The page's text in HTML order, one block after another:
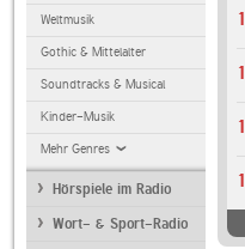
Weltmusik
Gothic & Mittelalter
Soundtracks & Musical
Kinder-Musik
Mehr Genres
Hörspiele im Radio
Wort- & Sport-Radio